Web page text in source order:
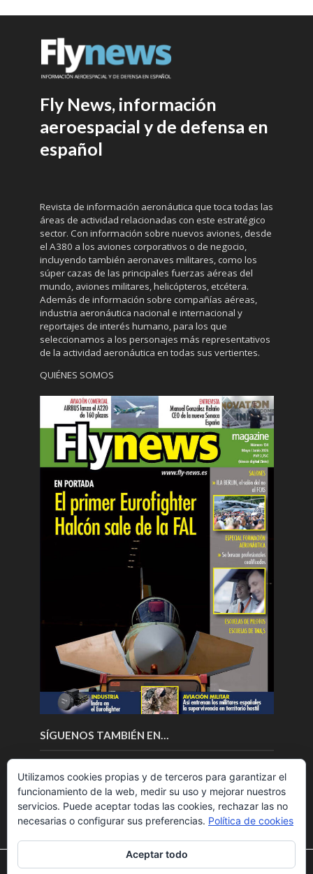
Fly News, información
aeroespacial y de defensa en
español
Revista de información aeronáutica que toca todas las
áreas de actividad relacionadas con este estratégico
sector. Con información sobre nuevos aviones, desde
el A380 a los aviones corporativos o de negocio,
incluyendo también aeronaves militares, como los
súper cazas de las principales fuerzas aéreas del
mundo, aviones militares, helicópteros, etcétera.
Además de información sobre compañías aéreas,
industria aeronáutica nacional e internacional y
reportajes de interés humano, para los que
seleccionamos a los personajes más representativos
de la actividad aeronáutica en todas sus vertientes.
QUIÉNES SOMOS
SÍGUENOS TAMBIÉN EN…
Utilizamos cookies para ofrecerte la mejor experiencia en
Utilizamos cookies propias y de terceros para garantizar el
funcionamiento de la web, medir su uso y mejorar nuestros
servicios. Puede aceptar todas las cookies, rechazar las no
necesarias o configurar sus preferencias. Política de cookies
Aceptar todo